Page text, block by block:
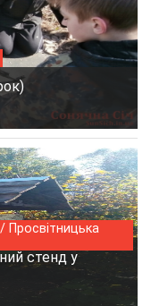
Просвітницька
стенд у